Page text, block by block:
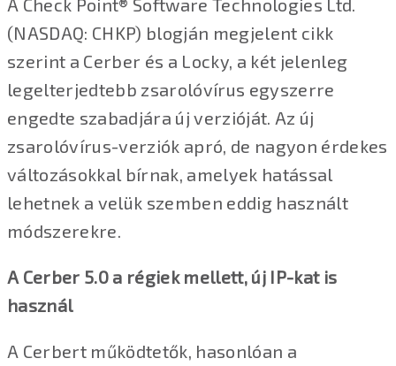
A Check Point® Software Technologies Ltd.
(NASDAQ: CHKP) blogján megjelent cikk
szerint a Cerber és a Locky, a két jelenleg
legelterjedtebb zsarolóvírus egyszerre
engedte szabadjára új verzióját. Az új
zsarolóvírus-verziók apró, de nagyon érdekes
változásokkal bírnak, amelyek hatással
lehetnek a velük szemben eddig használt
módszerekre.
A Cerber 5.0 a régiek mellett, új IP-kat is
használ
A Cerbert működtetők, hasonlóan a